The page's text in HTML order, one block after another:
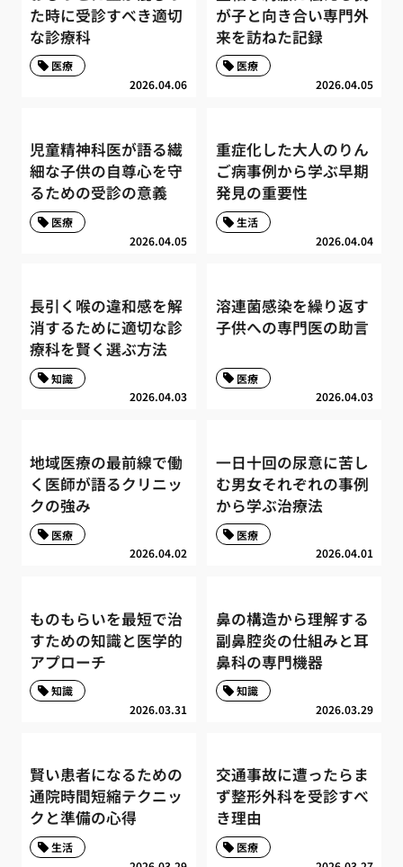
た時に受診すべき適切
な診療科
2026.04.06
医療
が子と向き合い専門外
来を訪ねた記録
2026.04.05
医療
児童精神科医が語る繊
細な子供の自尊心を守
るための受診の意義
2026.04.05
医療
重症化した大人のりん
ご病事例から学ぶ早期
発見の重要性
2026.04.04
生活
長引く喉の違和感を解
消するために適切な診
療科を賢く選ぶ方法
2026.04.03
知識
溶連菌感染を繰り返す
子供への専門医の助言
2026.04.03
医療
地域医療の最前線で働
く医師が語るクリニッ
クの強み
2026.04.02
医療
一日十回の尿意に苦し
む男女それぞれの事例
から学ぶ治療法
2026.04.01
医療
ものもらいを最短で治
すための知識と医学的
アプローチ
2026.03.31
知識
鼻の構造から理解する
副鼻腔炎の仕組みと耳
鼻科の専門機器
2026.03.29
知識
賢い患者になるための
通院時間短縮テクニッ
クと準備の心得
生活
交通事故に遭ったらま
ず整形外科を受診すべ
き理由
医療